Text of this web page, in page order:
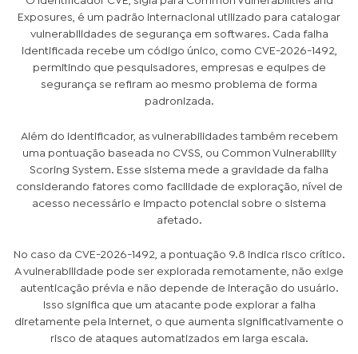
Exposures, é um padrão internacional utilizado para catalogar
vulnerabilidades de segurança em softwares. Cada falha
identificada recebe um código único, como CVE-2026-1492,
permitindo que pesquisadores, empresas e equipes de
segurança se refiram ao mesmo problema de forma
padronizada.
Além do identificador, as vulnerabilidades também recebem
uma pontuação baseada no CVSS, ou Common Vulnerability
Scoring System. Esse sistema mede a gravidade da falha
considerando fatores como facilidade de exploração, nível de
acesso necessário e impacto potencial sobre o sistema
afetado.
No caso da CVE-2026-1492, a pontuação 9.8 indica risco crítico.
A vulnerabilidade pode ser explorada remotamente, não exige
autenticação prévia e não depende de interação do usuário.
Isso significa que um atacante pode explorar a falha
diretamente pela internet, o que aumenta significativamente o
risco de ataques automatizados em larga escala.